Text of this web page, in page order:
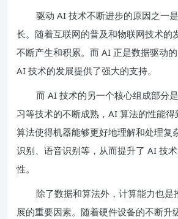
驱动 AI 技术不断进步的原因之一
长。随着互联网的普及和物联网技术的
不断产生和积累。而 AI 正是数据驱动
AI 技术的发展提供了强大的支持。
而 AI 技术的另一个核心组成部分
习等技术的不断成熟，AI 算法的性能
算法使得机器能够更好地理解和处理复
识别、语音识别等，从而提升了 AI 技
性。
除了数据和算法外，计算能力也是
展的重要因素。随着硬件设备的不断升